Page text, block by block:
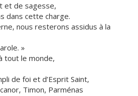
et de sagesse,
dans cette charge.
nous resterons assidus à la
»
tout le monde,
de foi et d’Esprit Saint,
Timon, Parménas